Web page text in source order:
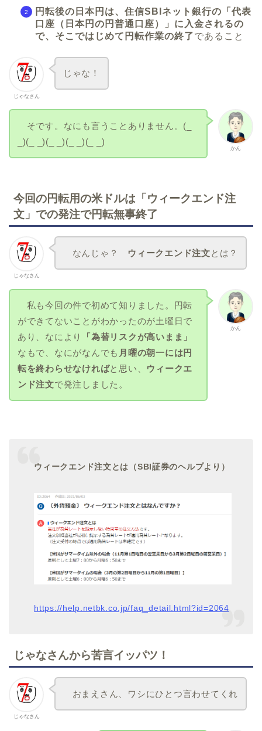
円転後の日本円は、住信SBIネット銀行の「代表
口座（日本円の円普通口座）」に入金されるの
で、そこではじめて円転作業の終了であること
じゃなさん
じゃな！
かん
そです。なにも言うことありません。(_
_)(_ _)(_ _)(_ _)(_ _)
今回の円転用の米ドルは「ウィークエンド注
文」での発注で円転無事終了
じゃなさん
なんじゃ？ ウィークエンド注文とは？
かん
私も今回の件で初めて知りました。円転
ができてないことがわかったのが土曜日で
あり、なにより
「為替リスクが高いまま」
なもで、なにがなんでも 月曜の朝一には円
転を終わらせなければと思い、 ウィークエ
ンド注文で発注しました。
ウィークエンド注文とは（SBI証券のヘルプより）
https://help.netbk.co.jp/faq_detail.html?id=2064
じゃなさんから苦言イッパツ！
じゃなさん
おまえさん、ワシにひとつ言わせてくれ